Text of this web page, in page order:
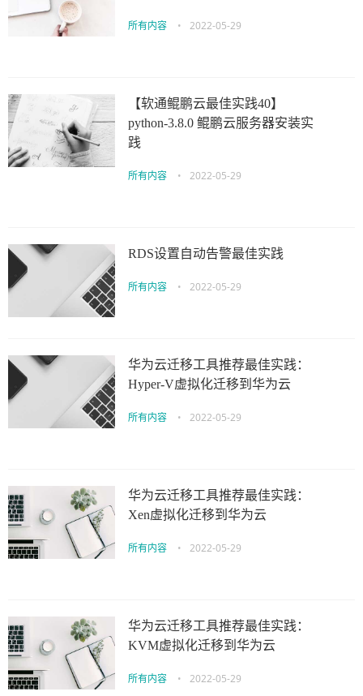
所有内容 • 2022-05-29
【软通鲲鹏云最佳实践40】
python-3.8.0 鲲鹏云服务器安装实
践
所有内容 • 2022-05-29
RDS设置自动告警最佳实践
所有内容 • 2022-05-29
华为云迁移工具推荐最佳实践：
Hyper-V虚拟化迁移到华为云
所有内容 • 2022-05-29
华为云迁移工具推荐最佳实践：
Xen虚拟化迁移到华为云
所有内容 • 2022-05-29
华为云迁移工具推荐最佳实践：
KVM虚拟化迁移到华为云
所有内容 • 2022-05-29